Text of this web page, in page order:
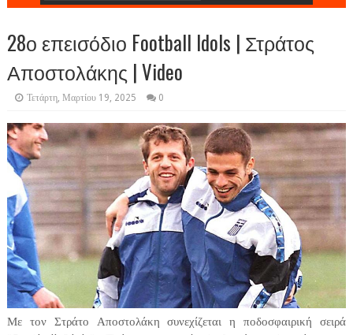
28ο επεισόδιο Football Idols | Στράτος
Αποστολάκης | Video
Τετάρτη, Μαρτίου 19, 2025 0
Με τον Στράτο Αποστολάκη συνεχίζεται η ποδοσφαιρική σειρά